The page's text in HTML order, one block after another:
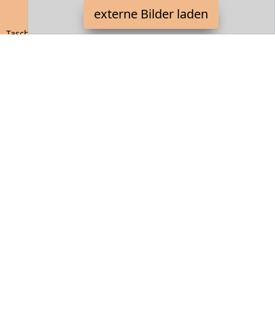
externe Bilder laden
Tommy Hilfiger
Tasche begeistert mit einem geräumigen Hauptfach und einem